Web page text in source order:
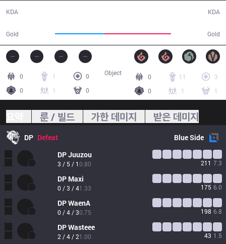
KDA
Gold Gold
KDA
0 1
0
0
1 0
0 11
3
0
1 1
Object
룬 / 빌드 가한 데미지 받은 데미지
DP Defeat BlueSide
DPJuuzou
3 / 5 / 10.80 211 7.3
DP Maxi
0 / 3 / 41.33 175 6.0
DPWaenA
0 / 4 / 30.75 198 6.8
DPWasteee
2 / 4 / 21.00 43 1.5